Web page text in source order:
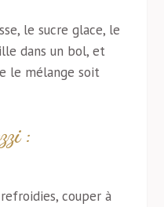
le sucre glace, le
dans un bol, et
le mélange soit
:
couper à